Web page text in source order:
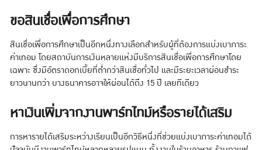
ขอสินเชื่อเพื่อการศึกษา
สินเชื่อเพื่อการศึกษาเป็นอีกหนึ่งทางเลือกสำหรับผู้ที่ต้องการแบ่งเบาภาระ
ค่าเทอม โดยสถาบันการเงินหลายแห่งมีบริการสินเชื่อเพื่อการศึกษาโดย
เฉพาะ ซึ่งมีอัตราดอกเบี้ยที่ต่ำกว่าสินเชื่อทั่วไป และมีระยะเวลาผ่อนชำระ
ยาวนานกว่า บางธนาคารอาจให้ผ่อนได้ถึง 15 ปี เลยทีเดียว
หาเงินเพิ่มจากงานพาร์ทไทม์หรือรายได้เสริม
การหารายได้เสริมระหว่างเรียนเป็นอีกวิธีหนึ่งที่ช่วยแบ่งเบาภาระค่าเทอมได้